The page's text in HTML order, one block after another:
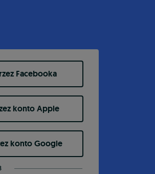
Facebooka
konto Apple
konto Google